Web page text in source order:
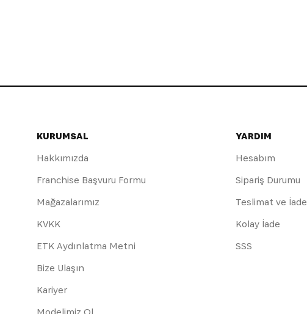
KURUMSAL
Hakkımızda
Franchise Başvuru Formu
Mağazalarımız
KVKK
ETK Aydınlatma Metni
Bize Ulaşın
Kariyer
YARDIM
Hesabım
Sipariş Durumu
Teslimat ve İade
Kolay İade
SSS